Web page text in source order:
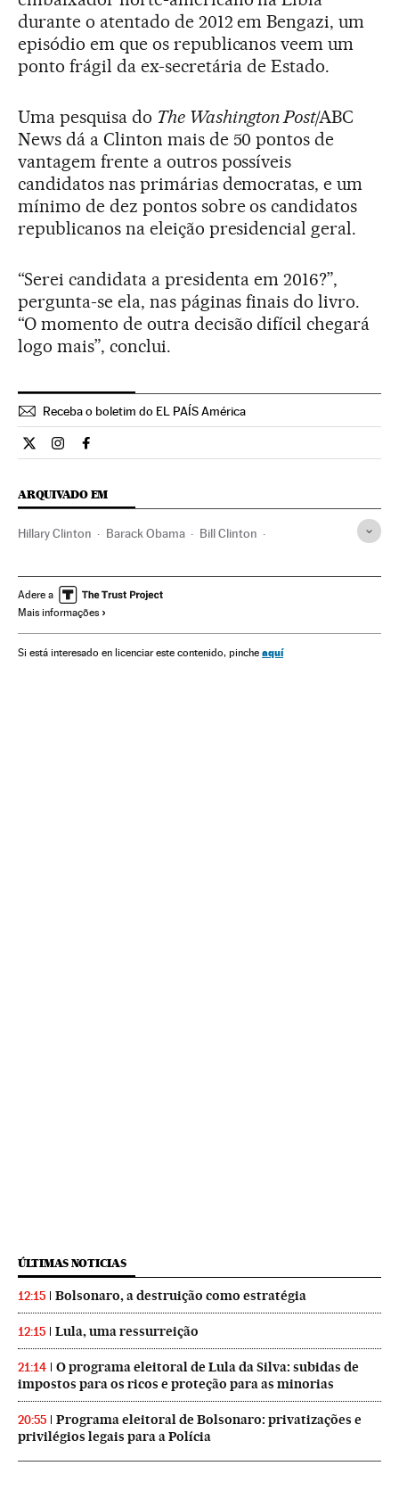
durante o atentado de 2012 em Bengazi, um
episódio em que os republicanos veem um
ponto frágil da ex-secretária de Estado.
Uma pesquisa do The Washington Post/ABC
News dá a Clinton mais de 50 pontos de
vantagem frente a outros possíveis
candidatos nas primárias democratas, e um
mínimo de dez pontos sobre os candidatos
republicanos na eleição presidencial geral.
“Serei candidata a presidenta em 2016?”,
pergunta-se ela, nas páginas finais do livro.
“O momento de outra decisão difícil chegará
logo mais”, conclui.
Receba o boletim do EL PAÍS América
Internacional El País Brasil en Twitter
Internacional El País Brasil en Instagram
Internacional El País Brasil en Facebook
ARQUIVADO EM
Hillary Clinton Barack Obama Bill Clinton
América do Norte Espanha
Cultura
Adere a
Mais informações
Si está interesado en licenciar este contenido, pinche aquí
ÚLTIMAS NOTICIAS
12:15 Bolsonaro, a destruição como estratégia
12:15 Lula, uma ressurreição
21:14
O programa eleitoral de Lula da Silva: subidas de
impostos para os ricos e proteção para as minorias
20:55
Programa eleitoral de Bolsonaro: privatizações e
privilégios legais para a Polícia